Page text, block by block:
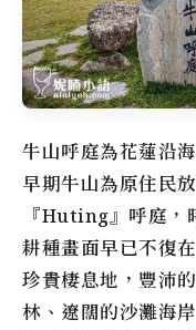
牛山呼庭為花蓮沿
早期牛山為原住民
『Huting』呼庭，
耕種畫面早已不復
珍貴棲息地，豐沛
林、遼闊的沙灘海